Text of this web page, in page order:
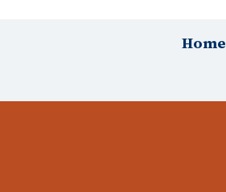
HoofdnavigatieHome